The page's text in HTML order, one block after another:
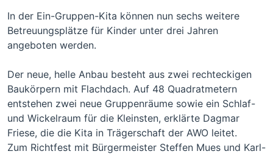
In der Ein-Gruppen-Kita können nun sechs weitere
Betreuungsplätze für Kinder unter drei Jahren
angeboten werden.
Der neue, helle Anbau besteht aus zwei rechteckigen
Baukörpern mit Flachdach. Auf 48 Quadratmetern
entstehen zwei neue Gruppenräume sowie ein Schlaf-
und Wickelraum für die Kleinsten, erklärte Dagmar
Friese, die die Kita in Trägerschaft der AWO leitet.
Zum Richtfest mit Bürgermeister Steffen Mues und Karl-